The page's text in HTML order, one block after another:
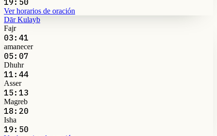
Ver horarios de oración
Dār Kulayb
Fajr
03:41
amanecer
05:07
Dhuhr
11:44
Asser
15:13
Magreb
18:20
Isha
19:50